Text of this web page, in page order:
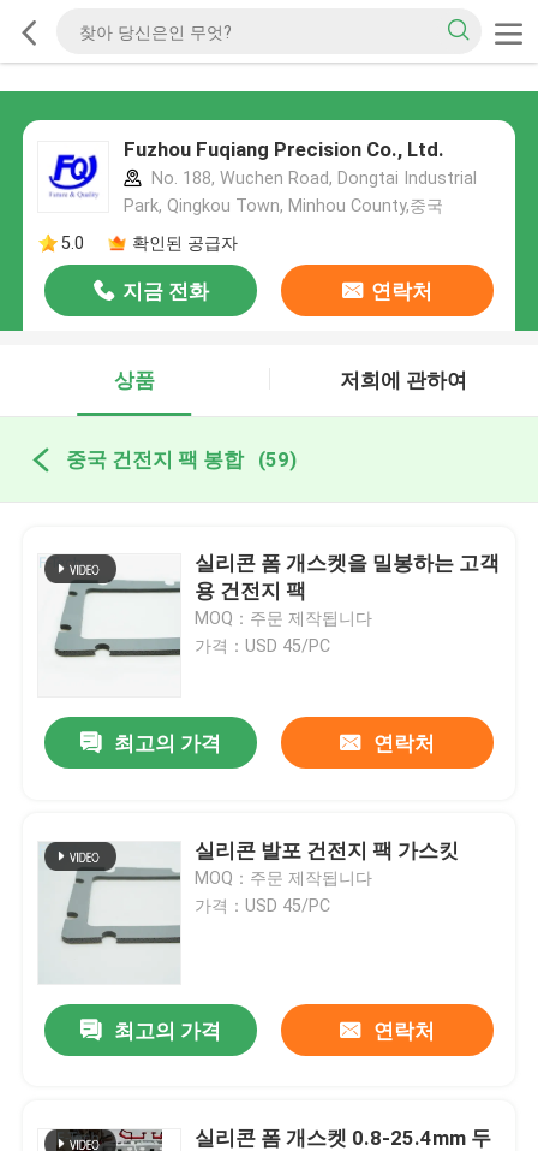
Fuzhou Fuqiang Precision Co., Ltd.
No. 188, Wuchen Road, Dongtai Industrial
Park, Qingkou Town, Minhou County,중국
5.0
확인된 공급자
지금 전화 연락처
상품 저희에 관하여
중국 건전지 팩 봉합 (59)
실리콘 폼 개스켓을 밀봉하는 고객
용 건전지 팩
MOQ：주문 제작됩니다
가격：USD 45/PC
최고의 가격 연락처
실리콘 발포 건전지 팩 가스킷
MOQ：주문 제작됩니다
가격：USD 45/PC
최고의 가격 연락처
실리콘 폼 개스켓 0.8-25.4mm 두